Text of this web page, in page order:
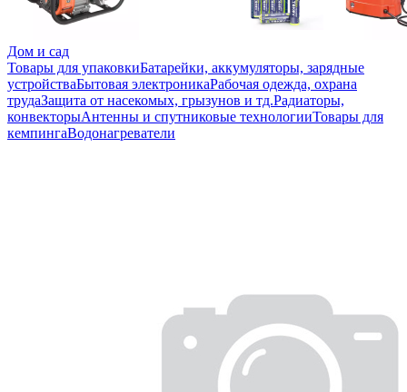
Дом и сад
Товары для упаковкиБатарейки, аккумуляторы, зарядные
устройстваБытовая электроникаРабочая одежда, охрана
трудаЗащита от насекомых, грызунов и тд.Радиаторы,
конвекторыАнтенны и спутниковые технологииТовары для
кемпингаВодонагреватели